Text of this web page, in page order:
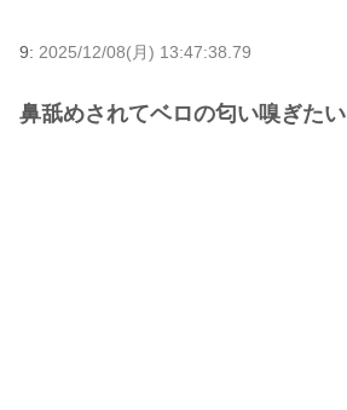
9: 2025/12/08(月) 13:47:38.79
鼻舐めされてベロの匂い嗅ぎたい